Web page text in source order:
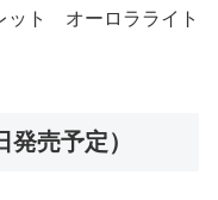
ト オーロラライト
売予定）